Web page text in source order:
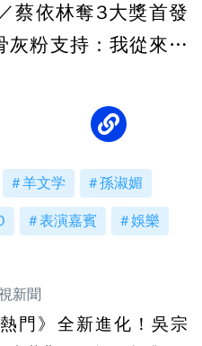
蔡依林奪3大獎首發
粉支持：我從來不
羊文学 孫淑媚
表演嘉賓 娛樂
新聞
熱門》全新進化！吳宗